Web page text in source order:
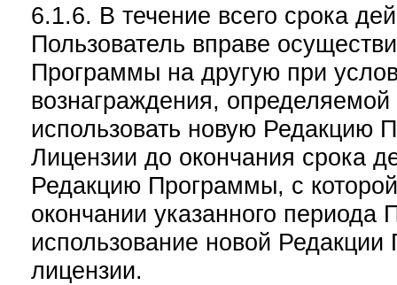
6.1.6. В течение всего срока
Пользователь вправе
Программы на другую при
вознаграждения,
использовать новую Редакцию
Лицензии до окончания срока
Редакцию Программы, с
окончании указанного периода
использование новой
лицензии.